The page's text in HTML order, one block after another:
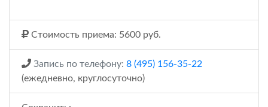
Стоимость приема: 5600 руб.
Запись по телефону: 8 (495) 156-35-22
(ежедневно, круглосуточно)